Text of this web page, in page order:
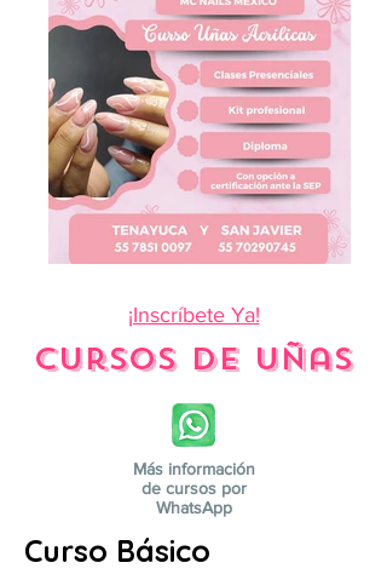
¡Inscríbete Ya!
Cursos de Uñas
Más información
de cursos por
WhatsApp
Curso Básico